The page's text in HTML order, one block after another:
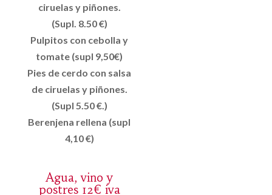
ciruelas y piñones.
(Supl. 8.50 €)
Pulpitos con cebolla y
tomate (supl 9,50€)
Pies de cerdo con salsa
de ciruelas y piñones.
(Supl 5.50 €.)
Berenjena rellena (supl
4,10 €)
Agua, vino y
postres 12€ iva